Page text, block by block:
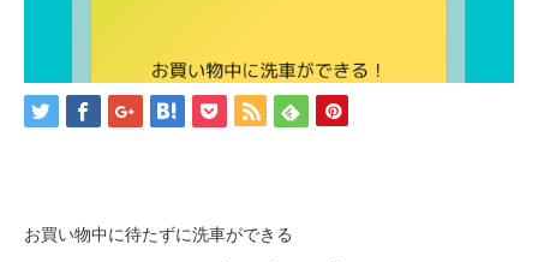
お買い物中に待たずに洗車ができる